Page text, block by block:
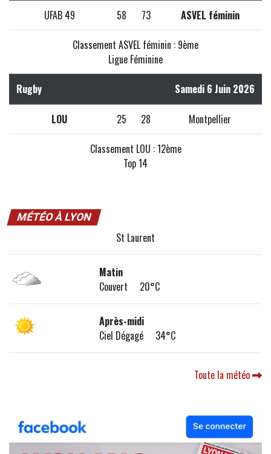
UFAB 49 58 73 ASVEL féminin
Classement ASVEL féminin : 9ème
Ligue Féminine
Rugby Samedi 6 Juin 2026
LOU 25 28 Montpellier
Classement LOU : 12ème
Top 14
MÉTÉO À LYON
St Laurent
Matin
Couvert 20°C
Après-midi
Ciel Dégagé 34°C
Toute la météo